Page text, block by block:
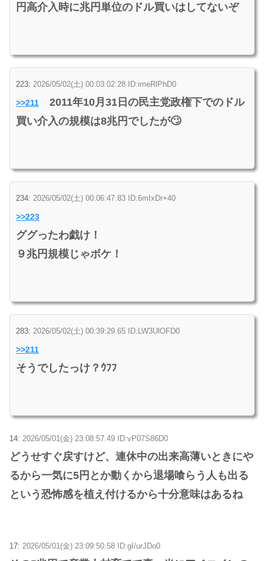
円高介入時に兆円単位のドル買いはしてないぞ
223: 2026/05/02(土) 00:03:02.28 ID:imeRlPhD0
>>211
2011年10月31日の民主党政権下でのドル
買い介入の規模は8兆円でしたが🙄
234: 2026/05/02(土) 00:06:47.83 ID:6mIxDr+40
>>223
ググったわ戯け！
９兆円規模じゃボケ！
283: 2026/05/02(土) 00:39:29.65 ID:LW3UlOFD0
>>211
そうでしたっけ？ｳﾌﾌ
14: 2026/05/01(金) 23:08:57.49 ID:vP07S86D0
どうせすぐ戻すけど、連休中の出来高薄いときにや
るから一気に5円とか動くから退場喰らう人も出る
という恐怖感を植え付けるから十分意味はあるね
17: 2026/05/01(金) 23:09:50.58 ID:gI/urJDo0